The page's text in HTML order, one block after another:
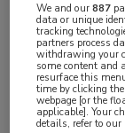
publiek. Het
om te fietsen
Ringens.
voor een
en
We and our887
data or unique
tracking
partners process
withdrawing your
some content and
resurface this
time by clicking
webpage [or the
applicable]. Your
details, refer to our